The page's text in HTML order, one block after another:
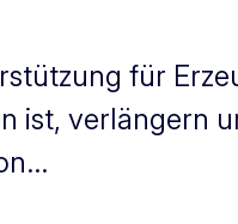
für
ist, verlängern